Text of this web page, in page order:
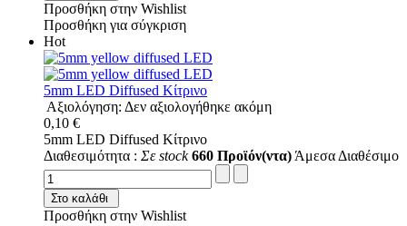
Προσθήκη στην Wishlist
Προσθήκη για σύγκριση
Hot
5mm LED Diffused Κίτρινο
Αξιολόγηση: Δεν αξιολογήθηκε ακόμη
0,10 €
5mm LED Diffused Κίτρινο
Διαθεσιμότητα : Σε stock 660 Προϊόν(ντα) Άμεσα Διαθέσιμο
Στο καλάθι
Προσθήκη στην Wishlist